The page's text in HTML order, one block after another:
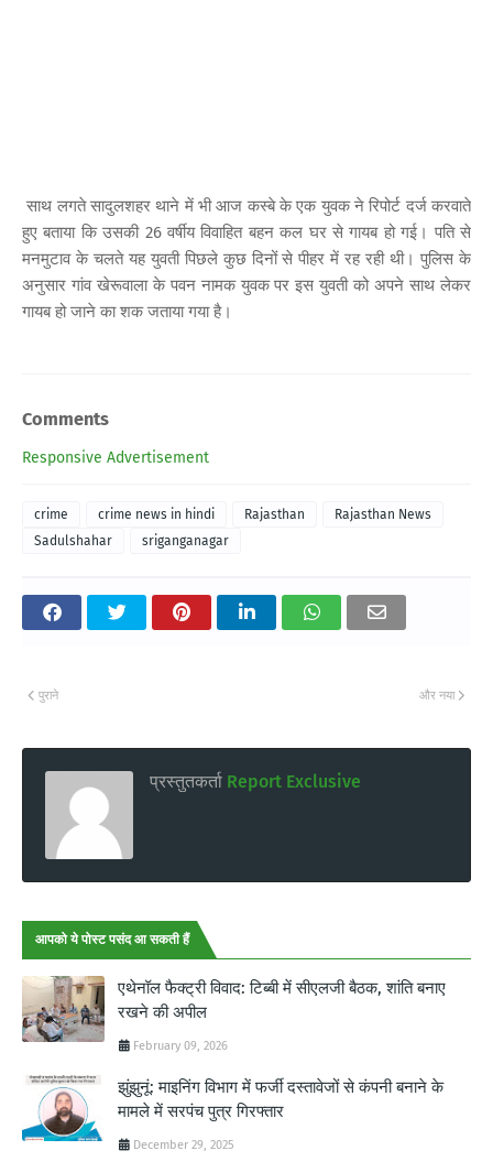
साथ लगते सादुलशहर थाने में भी आज कस्बे के एक युवक ने रिपोर्ट दर्ज करवाते
हुए बताया कि उसकी 26 वर्षीय विवाहित बहन कल घर से गायब हो गई। पति से
मनमुटाव के चलते यह युवती पिछले कुछ दिनों से पीहर में रह रही थी। पुलिस के
अनुसार गांव खेरूवाला के पवन नामक युवक पर इस युवती को अपने साथ लेकर
गायब हो जाने का शक जताया गया है।
Comments
Responsive Advertisement
crime crime news in hindi Rajasthan
Rajasthan News
Sadulshahar
sriganganagar
और नया
पुराने
प्रस्तुतकर्ता Report Exclusive
आपको ये पोस्ट पसंद आ सकती हैं
एथेनॉल फैक्ट्री विवाद: टिब्बी में सीएलजी बैठक, शांति बनाए
रखने की अपील
February 09, 2026
झुंझुनूं: माइनिंग विभाग में फर्जी दस्तावेजों से कंपनी बनाने के
मामले में सरपंच पुत्र गिरफ्तार
December 29, 2025